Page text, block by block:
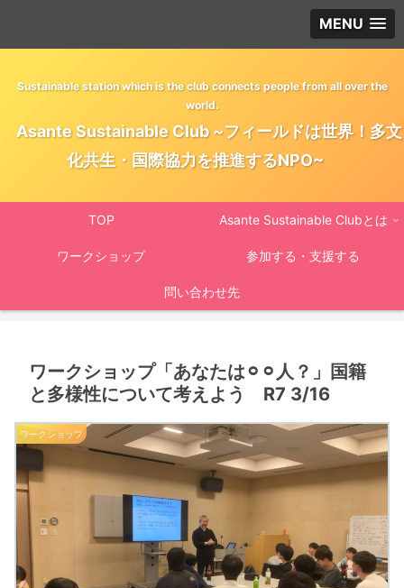
MENU
Sustainable station which is the club connects people from all over the
world.
Asante Sustainable Club ~フィールドは世界！多文
化共生・国際協力を推進するNPO~
TOP Asante Sustainable Clubとは
ワークショップ 参加する・支援する
問い合わせ先
ワークショップ「あなたは⚪︎⚪︎人？」国籍
と多様性について考えよう R7 3/16
ワークショップ